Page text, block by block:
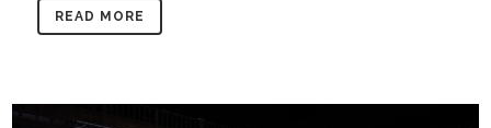
READ MORE